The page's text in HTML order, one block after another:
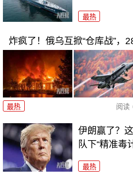
最热
炸疯了！俄乌互掀“仓库战”，
最热 阅读
伊朗赢了？
队下“精准毒
最热